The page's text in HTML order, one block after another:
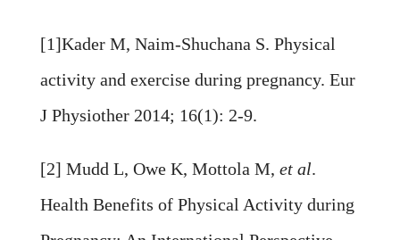
[1]Kader M, Naim-Shuchana S. Physical
activity and exercise during pregnancy. Eur
J Physiother 2014; 16(1): 2-9.
[2] Mudd L, Owe K, Mottola M, et al.
Health Benefits of Physical Activity during